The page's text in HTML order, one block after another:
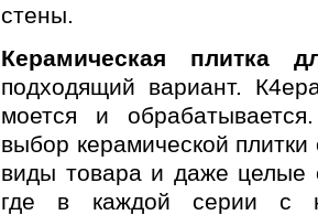
стены.
Керамическая плитка
подходящий вариант.
моется и
выбор керамической
виды товара и даже целые
где в каждой серии с